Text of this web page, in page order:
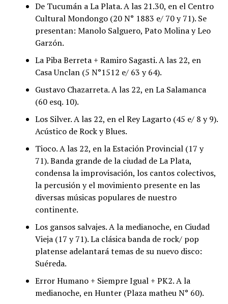
De Tucumán a La Plata. A las 21.30, en el Centro
Cultural Mondongo (20 N° 1883 e/ 70 y 71). Se
presentan: Manolo Salguero, Pato Molina y Leo
Garzón.
La Piba Berreta + Ramiro Sagasti. A las 22, en
Casa Unclan (5 N°1512 e/ 63 y 64).
Gustavo Chazarreta. A las 22, en La Salamanca
(60 esq. 10).
Los Silver. A las 22, en el Rey Lagarto (45 e/ 8 y 9).
Acústico de Rock y Blues.
Tioco. A las 22, en la Estación Provincial (17 y
71). Banda grande de la ciudad de La Plata,
condensa la improvisación, los cantos colectivos,
la percusión y el movimiento presente en las
diversas músicas populares de nuestro
continente.
Los gansos salvajes. A la medianoche, en Ciudad
Vieja (17 y 71). La clásica banda de rock/ pop
platense adelantará temas de su nuevo disco:
Suéreda.
Error Humano + Siempre Igual + PK2. A la
medianoche, en Hunter (Plaza matheu N° 60).